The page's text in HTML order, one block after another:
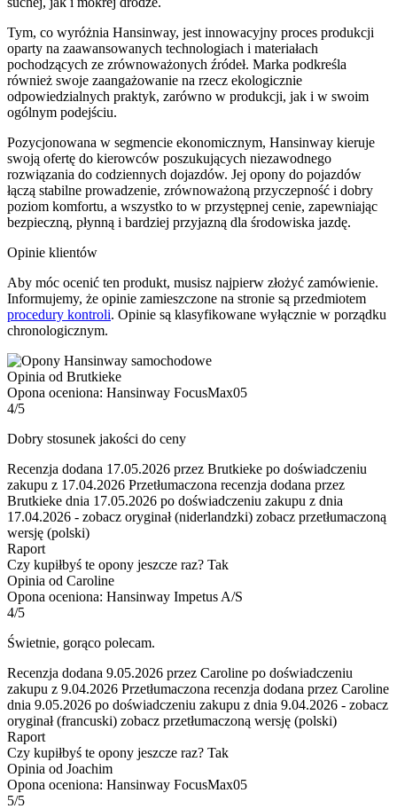
Tym, co wyróżnia Hansinway, jest innowacyjny proces produkcji
oparty na zaawansowanych technologiach i materiałach
pochodzących ze zrównoważonych źródeł. Marka podkreśla
również swoje zaangażowanie na rzecz ekologicznie
odpowiedzialnych praktyk, zarówno w produkcji, jak i w swoim
ogólnym podejściu.
Pozycjonowana w segmencie ekonomicznym, Hansinway kieruje
swoją ofertę do kierowców poszukujących niezawodnego
rozwiązania do codziennych dojazdów. Jej opony do pojazdów
łączą stabilne prowadzenie, zrównoważoną przyczepność i dobry
poziom komfortu, a wszystko to w przystępnej cenie, zapewniając
bezpieczną, płynną i bardziej przyjazną dla środowiska jazdę.
Opinie klientów
Aby móc ocenić ten produkt, musisz najpierw złożyć zamówienie.
Informujemy, że opinie zamieszczone na stronie są przedmiotem
procedury kontroli. Opinie są klasyfikowane wyłącznie w porządku
chronologicznym.
Opinia od Brutkieke
Opona oceniona: Hansinway FocusMax05
4/5
Dobry stosunek jakości do ceny
Recenzja dodana 17.05.2026 przez Brutkieke po doświadczeniu
zakupu z 17.04.2026 Przetłumaczona recenzja dodana przez
Brutkieke dnia 17.05.2026 po doświadczeniu zakupu z dnia
17.04.2026 - zobacz oryginał (niderlandzki) zobacz przetłumaczoną
wersję (polski)
Raport
Czy kupiłbyś te opony jeszcze raz? Tak
Opinia od Caroline
Opona oceniona: Hansinway Impetus A/S
4/5
Świetnie, gorąco polecam.
Recenzja dodana 9.05.2026 przez Caroline po doświadczeniu
zakupu z 9.04.2026 Przetłumaczona recenzja dodana przez Caroline
dnia 9.05.2026 po doświadczeniu zakupu z dnia 9.04.2026 - zobacz
oryginał (francuski) zobacz przetłumaczoną wersję (polski)
Raport
Czy kupiłbyś te opony jeszcze raz? Tak
Opinia od Joachim
Opona oceniona: Hansinway FocusMax05
5/5